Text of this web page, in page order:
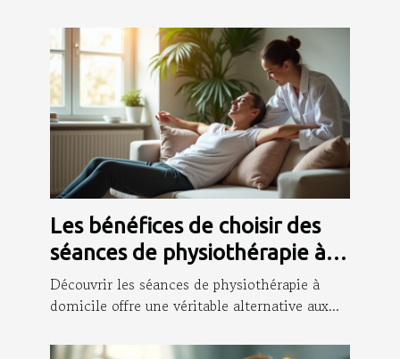
Les bénéfices de choisir des
séances de physiothérapie à
votre domicile
Découvrir les séances de physiothérapie à
domicile offre une véritable alternative aux...